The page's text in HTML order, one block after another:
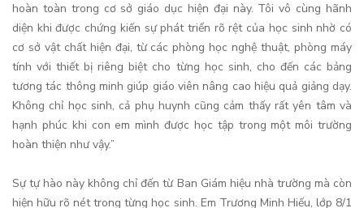
hoàn toàn trong cơ sở giáo dục hiện đại này. Tôi vô cùng hãnh
diện khi được chứng kiến sự phát triển rõ rệt của học sinh nhờ có
cơ sở vật chất hiện đại, từ các phòng học nghệ thuật, phòng máy
tính với thiết bị riêng biệt cho từng học sinh, cho đến các bảng
tương tác thông minh giúp giáo viên nâng cao hiệu quả giảng dạy.
Không chỉ học sinh, cả phụ huynh cũng cảm thấy rất yên tâm và
hạnh phúc khi con em mình được học tập trong một môi trường
hoàn thiện như vậy.”
Sự tự hào này không chỉ đến từ Ban Giám hiệu nhà trường mà còn
hiện hữu rõ nét trong từng học sinh. Em Trương Minh Hiếu, lớp 8/1